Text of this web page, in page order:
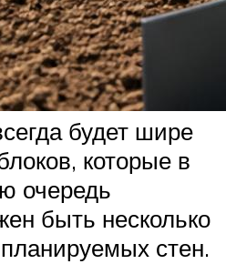
будет шире
которые в
очередь
быть несколько
стен.